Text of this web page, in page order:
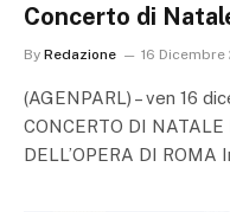
Concerto di
By Redazione 16 Dicembre
(AGENPARL) – ven 16
CONCERTO DI
DELL’OPERA DI ROMA